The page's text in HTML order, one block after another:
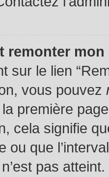
remonter
sur le lien
vous pouvez
première
cela signifie
ou que
pas